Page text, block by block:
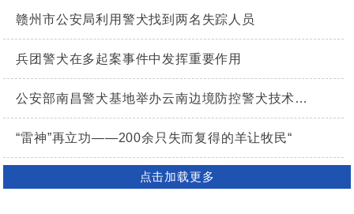
赣州市公安局利用警犬找到两名失踪人员
兵团警犬在多起案事件中发挥重要作用
公安部南昌警犬基地举办云南边境防控警犬技术研修班
“雷神”再立功——200余只失而复得的羊让牧民“
点击加载更多